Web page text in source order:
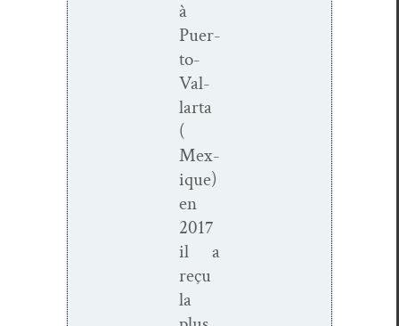
à
Puer­­
to-
Val­
lar­­ta
(
Mex­
ique)
en
2017
il a
reçu
la